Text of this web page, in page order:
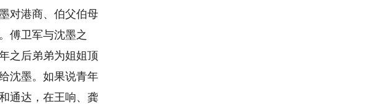
对港商、伯父伯母
傅卫军与沈墨之
之后弟弟为姐姐顶
沈墨。如果说青年
通达，在王响、龚